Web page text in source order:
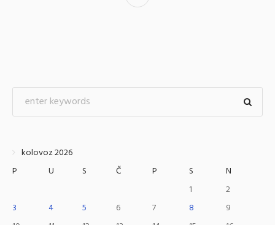
kolovoz 2026
P
U S Č P S
N
1
2
3
4 5 6 7 8
9